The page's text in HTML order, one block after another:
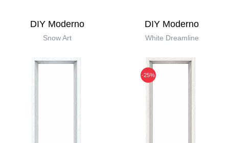
DIY Moderno
Snow Art
DIY Moderno
White Dreamline
-25%